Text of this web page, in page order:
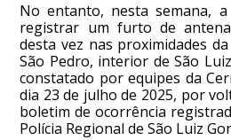
No entanto, nesta semana,
registrar um furto de antena
desta vez nas proximidades
São Pedro, interior de São
constatado por equipes da
dia 23 de julho de 2025, por
boletim de ocorrência
Polícia Regional de São Luiz